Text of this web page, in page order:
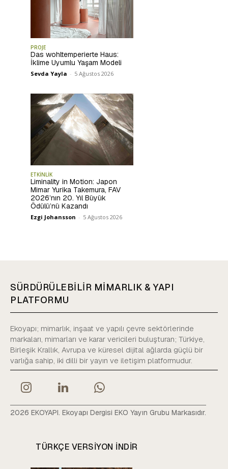
PROJE
Das wohltemperierte Haus:
İklime Uyumlu Yaşam Modeli
Sevda Yayla - 5 Ağustos 2026
ETKİNLİK
Liminality in Motion: Japon
Mimar Yurika Takemura, FAV
2026’nın 20. Yıl Büyük
Ödülü’nü Kazandı
Ezgi Johansson - 5 Ağustos 2026
SÜRDÜRÜLEBİLİR MİMARLIK & YAPI
PLATFORMU
Ekoyapı; mimarlık, inşaat ve yapılı çevre sektörlerinde
markaları, mimarları ve karar vericileri buluşturan; Türkiye,
Birleşik Krallık, Avrupa ve küresel dijital ağlarda güçlü bir
varlığa sahip, iki dilli bir yayın ve iletişim platformudur.
2026 EKOYAPI. Ekoyapı Dergisi EKO Yayın Grubu Markasıdır.
TÜRKÇE VERSIYON INDIR